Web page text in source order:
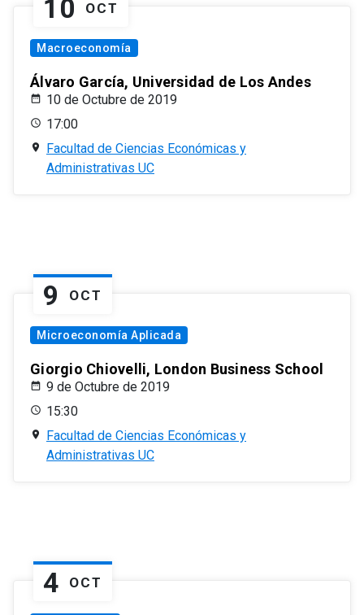
10 OCT
Macroeconomía
Álvaro García, Universidad de Los Andes
10 de Octubre de 2019
17:00
Facultad de Ciencias Económicas y
Administrativas UC
9 OCT
Microeconomía Aplicada
Giorgio Chiovelli, London Business School
9 de Octubre de 2019
15:30
Facultad de Ciencias Económicas y
Administrativas UC
4 OCT